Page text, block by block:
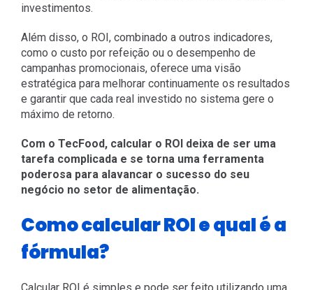
investimentos.
Além disso, o ROI, combinado a outros indicadores,
como o custo por refeição ou o desempenho de
campanhas promocionais, oferece uma visão
estratégica para melhorar continuamente os resultados
e garantir que cada real investido no sistema gere o
máximo de retorno.
Com o TecFood, calcular o ROI deixa de ser uma
tarefa complicada e se torna uma ferramenta
poderosa para alavancar o sucesso do seu
negócio no setor de alimentação.
Como calcular ROI e qual é a
fórmula?